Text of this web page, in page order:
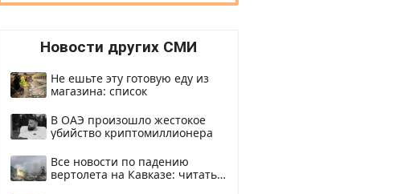
Новости других СМИ
Не ешьте эту готовую еду из
магазина: список
В ОАЭ произошло жестокое
убийство криптомиллионера
Все новости по падению
вертолета на Кавказе: читать